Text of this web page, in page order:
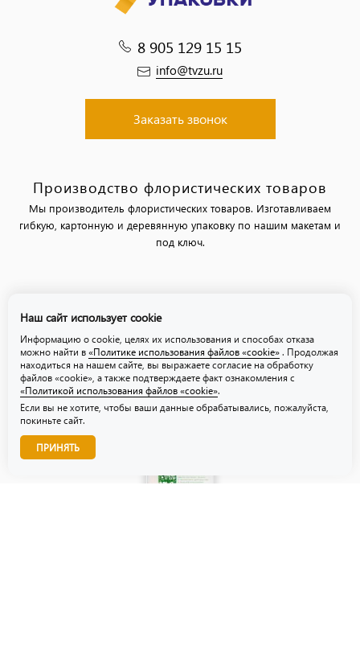
8 905 129 15 15
info@tvzu.ru
Заказать звонок
Производство флористических товаров
Мы производитель флористических товаров. Изготавливаем
гибкую, картонную и деревянную упаковку по нашим макетам и
под ключ.
Политика использования файлов «cookie»
Звоните нам!
Наш сайт использует cookie
Информацию о cookie, целях их использования и способах отказа
можно найти в «Политике использования файлов «cookie» . Продолжая
находиться на нашем сайте, вы выражаете согласие на обработку
файлов «cookie», а также подтверждаете факт ознакомления с
«Политикой использования файлов «cookie».
Если вы не хотите, чтобы ваши данные обрабатывались, пожалуйста,
покиньте сайт.
ПРИНЯТЬ